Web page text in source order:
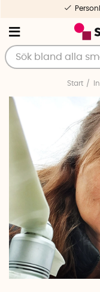
Start